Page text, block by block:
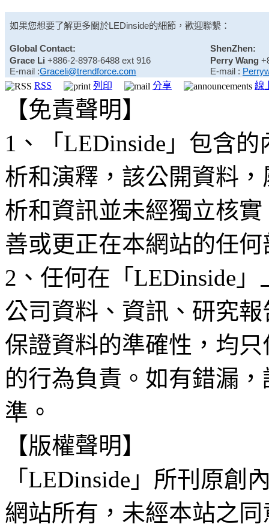
如果您想要了解更多關於LEDinside的細節，歡迎聯繫：
Global Contact:
ShenZhen:
Grace Li +886-2-8978-6488 ext 916
E-mail :Graceli@trendforce.com
Perry Wang
E-mail :
RSS
列印 分享 線
【免責聲明】
1、「LEDinside」包含
析和演釋，該公開資料
析和資訊並未經獨立核
善或更正在本網站的任
2、任何在「LEDinside
公司資料、資訊、研究
保證資料的準確性，均
的行為負責。如有錯漏
準。
【版權聲明】
「LEDinside」所刊原創
網站所有，未經本站之